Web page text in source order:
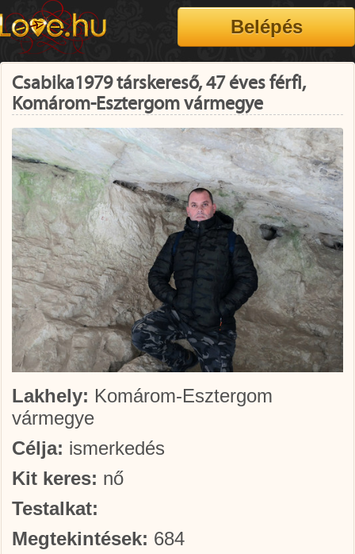
Csabika1979 társkereső, 47 éves férfi,
Komárom-Esztergom vármegye
Lakhely: Komárom-Esztergom
vármegye
Célja: ismerkedés
Kit keres: nő
Testalkat:
Megtekintések: 684